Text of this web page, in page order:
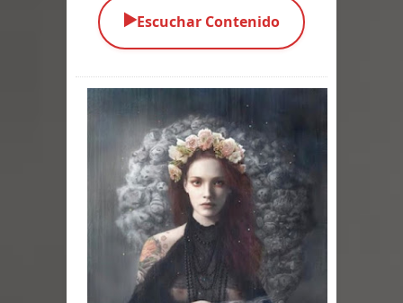
Parte 02: Vuelve el Hijo Prodigo
Parte 01: El Comienzo
Parte 01: El Enemigo Interior
Exaltados y Muertos Vivientes
Los Muertos se Levantan (Relato)
Los Monstruos más Buscados
▶️Escuchar Contenido